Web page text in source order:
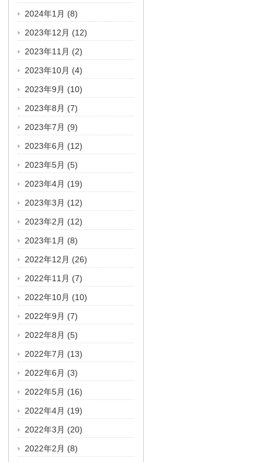
2024年1月 (8)
2023年12月 (12)
2023年11月 (2)
2023年10月 (4)
2023年9月 (10)
2023年8月 (7)
2023年7月 (9)
2023年6月 (12)
2023年5月 (5)
2023年4月 (19)
2023年3月 (12)
2023年2月 (12)
2023年1月 (8)
2022年12月 (26)
2022年11月 (7)
2022年10月 (10)
2022年9月 (7)
2022年8月 (5)
2022年7月 (13)
2022年6月 (3)
2022年5月 (16)
2022年4月 (19)
2022年3月 (20)
2022年2月 (8)